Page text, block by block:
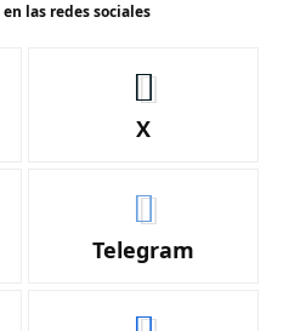
las redes sociales
X
Telegram